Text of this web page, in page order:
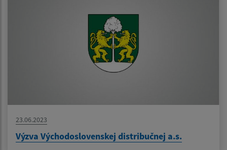
23.06.2023
Výzva Východoslovenskej distribučnej a.s.